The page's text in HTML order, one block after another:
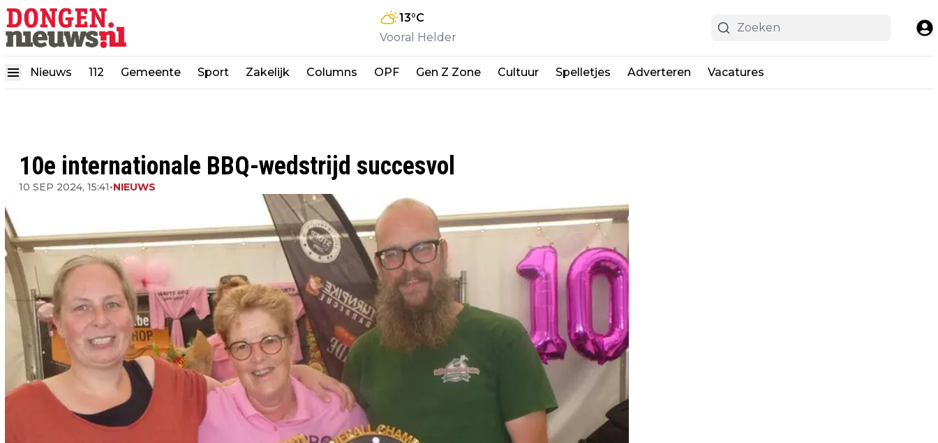
13°C
Vooral Helder
Nieuws 112 Gemeente Sport Zakelijk Columns OPF Gen Z Zone Cultuur Spelletjes Adverteren Vacatures
10e internationale BBQ-wedstrijd succesvol
10 SEP 2024, 15:41•NIEUWS